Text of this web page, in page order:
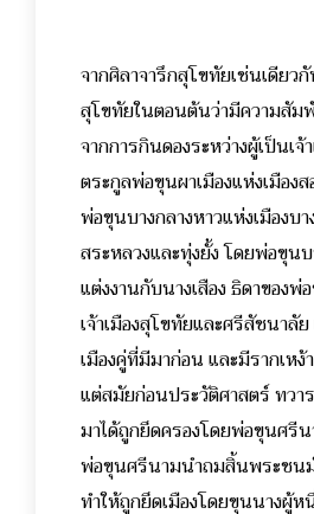
จากศิลาจารึกสุโขทัยเช่นเดียวกั
สุโขทัยในตอนต้นว่ามีความสัม
จากการกินดองระหว่างผู้เป็นเจ้
ตระกูลพ่อขุนผาเมืองแห่งเมือง
พ่อขุนบางกลางหาวแห่งเมืองบ
สระหลวงและทุ่งยั้ง โดยพ่อขุน
แต่งงานกับนางเสือง ธิดาของ
เจ้าเมืองสุโขทัยและศรีสัชนาลั
เมืองคู่ที่มีมาก่อน และมีรากเห
แต่สมัยก่อนประวัติศาสตร์ ทวา
มาได้ถูกยึดครองโดยพ่อขุนศรี
พ่อขุนศรีนามนำถมสิ้นพระชนม์
ทำให้ถูกยึดเมืองโดยขุนนางผู้